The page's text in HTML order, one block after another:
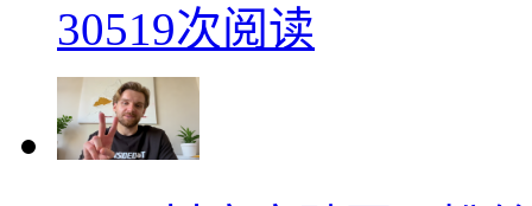
30519次阅读